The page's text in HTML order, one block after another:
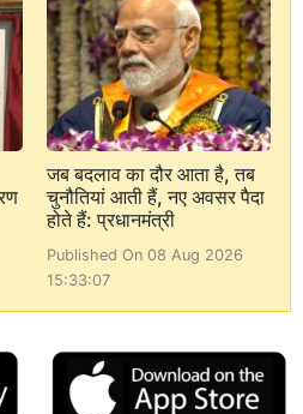
जब बदलाव का दौर आता है, तब
चुनौतियां आती हैं, नए अवसर पैदा
होते हैं: प्रधानमंत्री
Published On 08 Aug 2026
15:33:07